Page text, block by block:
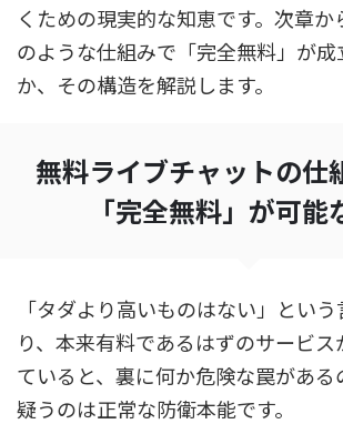
くための現実的な知恵です。次章
のような仕組みで「完全無料」が成
か、その構造を解説します。
無料ライブチャットの仕
「完全無料」が可能
「タダより高いものはない」とい
り、本来有料であるはずのサービ
ていると、裏に何か危険な罠がある
疑うのは正常な防衛本能です。